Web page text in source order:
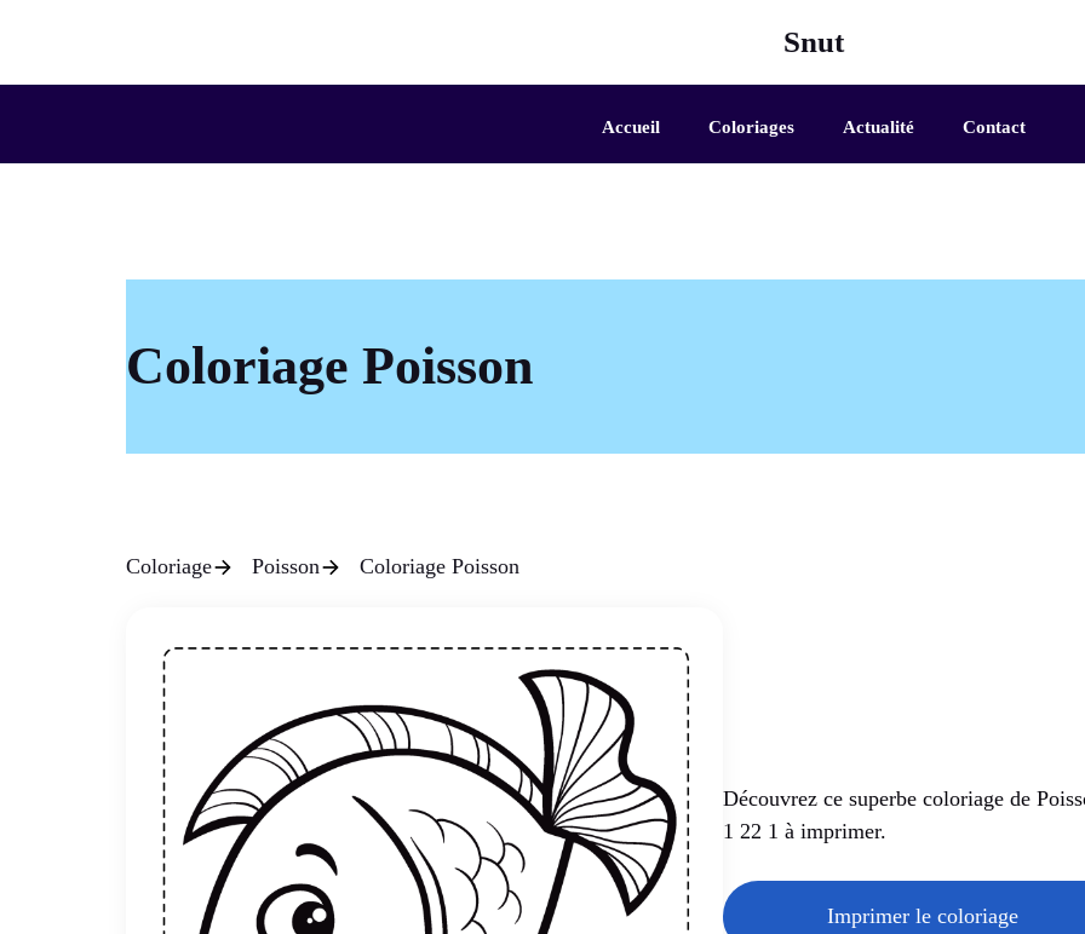
contenu
Snut
Accueil Coloriages Actualité Contact
Coloriage Poisson
Coloriage Poisson Coloriage Poisson
Découvrez ce superbe coloriage de
1 22 1 à imprimer.
Imprimer le coloriage